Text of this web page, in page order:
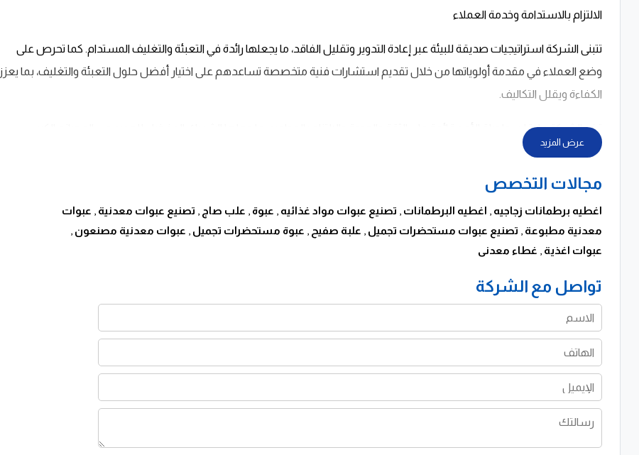
الالتزام بالاستدامة وخدمة العملاء
تتبنى الشركة استراتيجيات صديقة للبيئة عبر إعادة التدوير وتقليل الفاقد، ما يجعلها رائدة في التعبئة والتغليف المستدام. كما تحرص على
وضع العملاء في مقدمة أولوياتها من خلال تقديم استشارات فنية متخصصة تساعدهم على اختيار أفضل حلول التعبئة والتغليف، بما يعزز
الكفاءة ويقلل التكاليف.
تبني الشركة علاقات طويلة الأمد قائمة على الثقة والجودة والالتزام بالمواعيد، ما جعلها الشريك المفضل للعديد من المصانع الكبرى
والشركات متعددة الجنسيات في مصر والمنطقة العربية.
عرض المزيد
مجالات التخصص
اغطيه برطمانات زجاجيه , اغطيه البرطمانات , تصنيع عبوات مواد غذائيه , عبوة , علب صاج , تصنيع عبوات معدنية , عبوات
معدنية مطبوعة , تصنيع عبوات مستحضرات تجميل , علبة صفيح , عبوة مستحضرات تجميل , عبوات معدنية مصنعون ,
عبوات اغذية , غطاء معدنى
تواصل مع الشركة